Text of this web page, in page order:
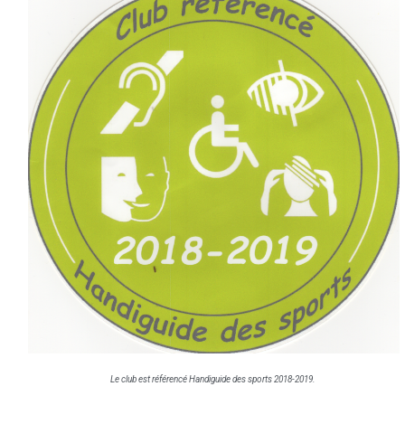
Le club est référencé Handiguide des sports 2018-2019.